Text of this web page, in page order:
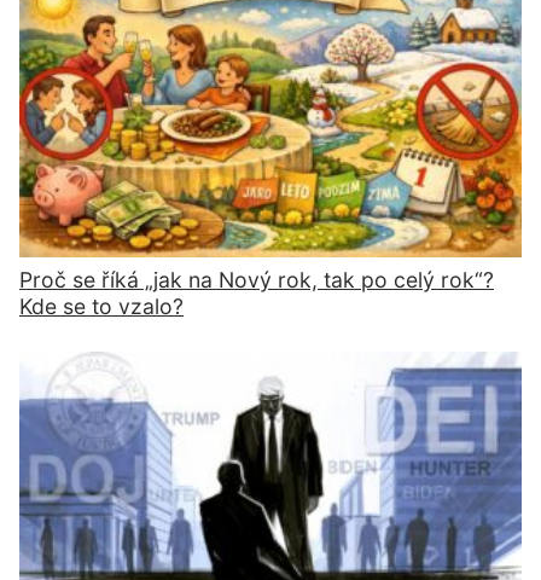
Proč se říká „jak na Nový rok, tak po celý rok“?
Kde se to vzalo?